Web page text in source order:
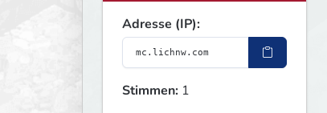
Adresse (IP):
Stimmen: 1